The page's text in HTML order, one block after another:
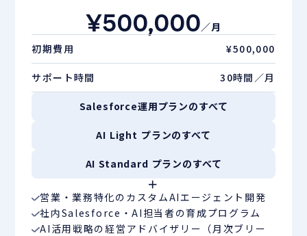
¥500,000／月
初期費用
¥500,000
サポート時間 30時間／月
Salesforce運用プランのすべて
AI Light プランのすべて
AI Standard プランのすべて
＋
営業・業務特化のカスタムAIエージェント開発
社内Salesforce・AI担当者の育成プログラム
AI活用戦略の経営アドバイザリー（月次ブリー